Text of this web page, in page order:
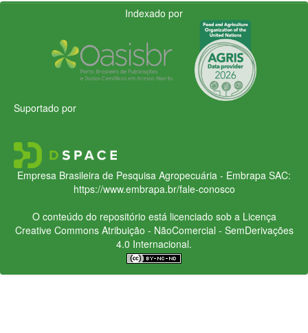
Indexado por
Suportado por
Empresa Brasileira de Pesquisa Agropecuária - Embrapa SAC:
https://www.embrapa.br/fale-conosco
O conteúdo do repositório está licenciado sob a Licença
Creative CommonsAtribuição - NãoComercial - SemDerivações
4.0 Internacional.